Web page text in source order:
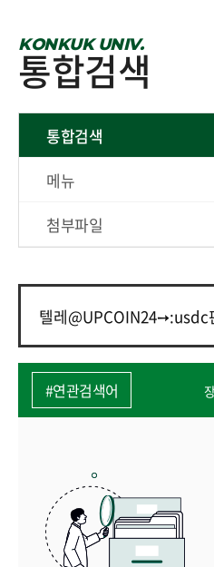
KONKUK UNIV.
통합검색
통합검색
메뉴
첨부파일
#연관검색어
각종